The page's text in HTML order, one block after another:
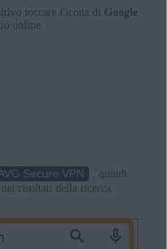
23) o versione successiva
toccare l'icona di Google
online.
Secure VPN
, quindi
risultati della ricerca.